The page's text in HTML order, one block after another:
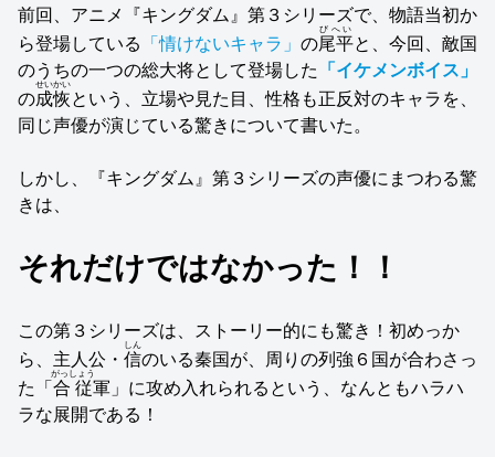
前回、アニメ『キングダム』第３シリーズで、物語当初か
ら登場している
「情けないキャラ」 の尾平
びへい
と、今回、敵国
のうちの一つの総大将として登場した
「イケメンボイス」
の成恢
せいかい
という、立場や見た目、性格も正反対のキャラを、
同じ声優が演じている驚きについて書いた。
しかし、『キングダム』第３シリーズの声優にまつわる驚
きは、
それだけではなかった！！
この第３シリーズは、ストーリー的にも驚き！初めっか
ら、主人公・ 信
しん
のいる秦国が、周りの列強６国が合わさっ
た「 合従
がっしょう
軍」に攻め入れられるという、なんともハラハ
ラな展開である！